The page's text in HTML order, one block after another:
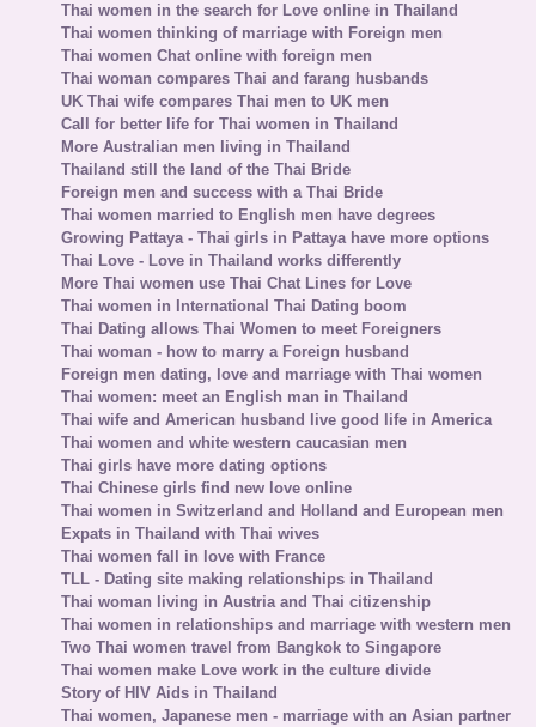
Thai women in the search for Love online in Thailand
Thai women thinking of marriage with Foreign men
Thai women Chat online with foreign men
Thai woman compares Thai and farang husbands
UK Thai wife compares Thai men to UK men
Call for better life for Thai women in Thailand
More Australian men living in Thailand
Thailand still the land of the Thai Bride
Foreign men and success with a Thai Bride
Thai women married to English men have degrees
Growing Pattaya - Thai girls in Pattaya have more options
Thai Love - Love in Thailand works differently
More Thai women use Thai Chat Lines for Love
Thai women in International Thai Dating boom
Thai Dating allows Thai Women to meet Foreigners
Thai woman - how to marry a Foreign husband
Foreign men dating, love and marriage with Thai women
Thai women: meet an English man in Thailand
Thai wife and American husband live good life in America
Thai women and white western caucasian men
Thai girls have more dating options
Thai Chinese girls find new love online
Thai women in Switzerland and Holland and European men
Expats in Thailand with Thai wives
Thai women fall in love with France
TLL - Dating site making relationships in Thailand
Thai woman living in Austria and Thai citizenship
Thai women in relationships and marriage with western men
Two Thai women travel from Bangkok to Singapore
Thai women make Love work in the culture divide
Story of HIV Aids in Thailand
Thai women, Japanese men - marriage with an Asian partner